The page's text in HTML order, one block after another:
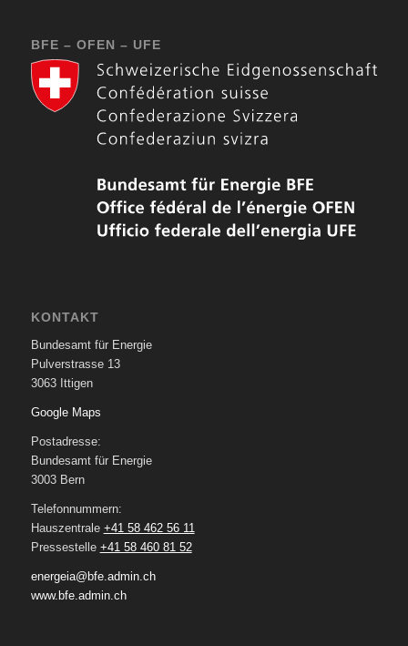
BFE – OFEN – UFE
KONTAKT
Bundesamt für Energie
Pulverstrasse 13
3063 Ittigen
Google Maps
Postadresse:
Bundesamt für Energie
3003 Bern
Telefonnummern:
Hauszentrale +41 58 462 56 11
Pressestelle +41 58 460 81 52
energeia@bfe.admin.ch
www.bfe.admin.ch